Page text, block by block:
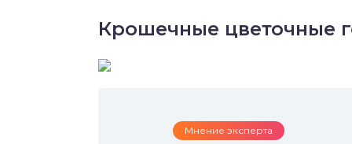
Крошечные цветочные
Мнение эксперта